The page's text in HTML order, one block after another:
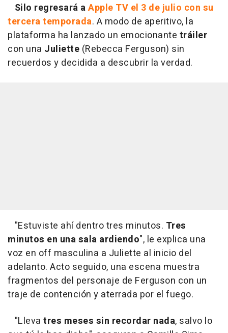
Silo regresará aApple TV el 3 de julio con su
tercera temporada. A modo de aperitivo, la
plataforma ha lanzado un emocionante tráiler
con una Juliette (Rebecca Ferguson) sin
recuerdos y decidida a descubrir la verdad.
"Estuviste ahí dentro tres minutos. Tres
minutos en una sala ardiendo", le explica una
voz en off masculina a Juliette al inicio del
adelanto. Acto seguido, una escena muestra
fragmentos del personaje de Ferguson con un
traje de contención y aterrada por el fuego.
"Lleva tres meses sin recordar nada, salvo lo